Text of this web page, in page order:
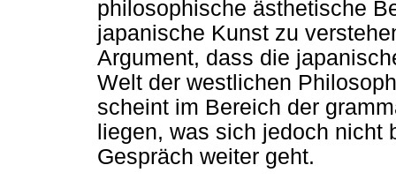
philosophische ästhetische
japanische Kunst zu
Argument, dass die
Welt der westlichen
scheint im Bereich der
liegen, was sich jedoch
Gespräch weiter geht.